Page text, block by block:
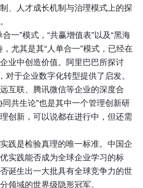
、人才成长机制与治理模式上的探
一”模式，“共赢增值表”以及“黑海
尤其是其“人单合一”模式，已经在
业中创造价值。阿里巴巴所探讨
对于企业数字化转型提供了启发。
互联、腾讯微信等企业的深度合
同共生论”也是其中一个管理创新研
创新，可以说都在进行中，但还需
践是检验真理的唯一标准。中国企
实践能否成为全球企业学习的标
诞生出一大批具有全球竞争力的世
领域的世界级隐形冠军。